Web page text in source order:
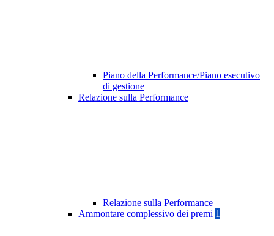
Piano della Performance/Piano esecutivo
di gestione
Relazione sulla Performance
Relazione sulla Performance
Ammontare complessivo dei premi 1